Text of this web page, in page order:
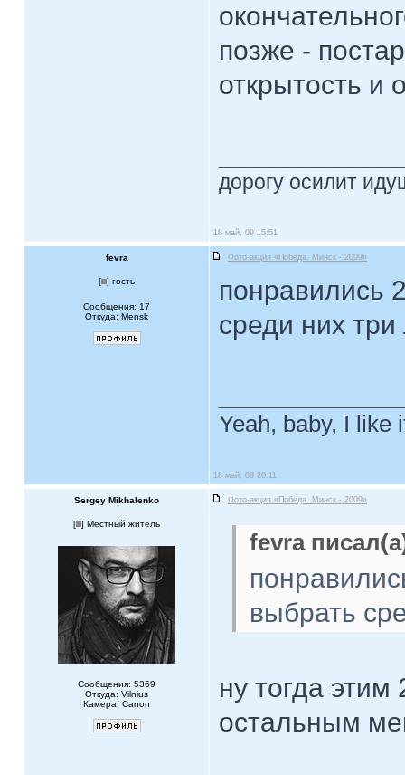
позже -
открытость и
дорогу осилит
18 май, 09 15:51
fevra Фото-акция «Победа. Минск - 2009»
[ ] гость
Сообщения: 17
Откуда: Mensk
понравились
среди них
Yeah, baby, I like
18 май, 09 20:11
Sergey Mikhalenko Фото-акция «Победа. Минск - 2009»
[ ] Местный житель
Сообщения: 5369
Откуда: Vilnius
Камера: Canon
fevra
выбрать
ну тогда этим
остальным